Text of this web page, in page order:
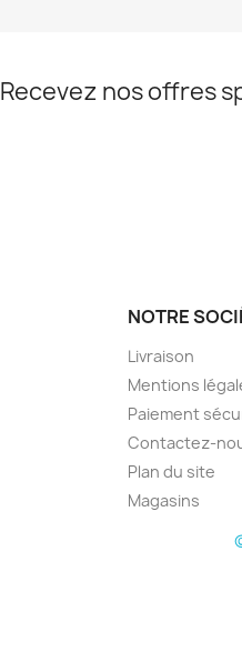
Recevez nos offres
NOTRE
Livraison
Mentions
Paiement
Contactez-
Plan du site
Magasins